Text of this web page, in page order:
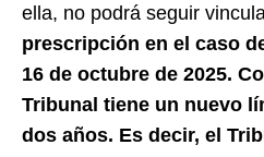
ella, no podrá seguir
prescripción en el caso
16 de octubre de 2025.
Tribunal tiene un nuevo
dos años. Es decir, el